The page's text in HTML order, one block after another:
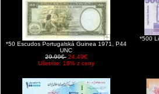
*50 Escudos Portugalská Guinea 1971, P44
UNC
29.99€ 24.49€
Ušetríte: 18% z ceny
*500